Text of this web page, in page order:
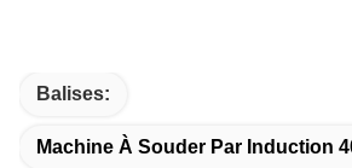
Balises:
Machine À Souder Par Induction